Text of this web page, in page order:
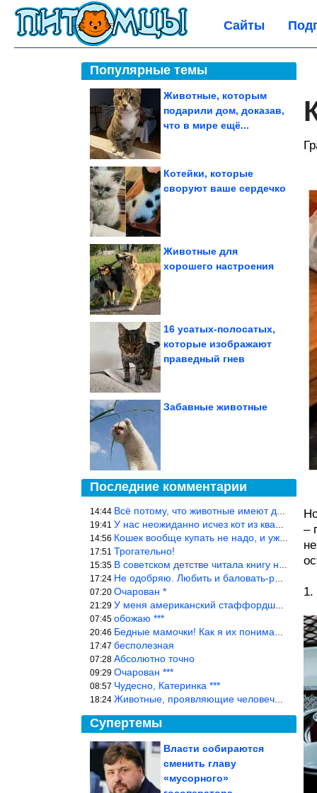
Сайты
Популярные темы
Животные, которым
подарили дом, доказав,
что в мире ещё...
Котейки, которые
своруют ваше сердечко
Животные для
хорошего настроения
16 усатых-полосатых,
которые изображают
праведный гнев
Забавные животные
Последние комментарии
14:44 Всё потому, что животные имеют доступ к кухне. Всю жизнь живу с
19:41 У нас неожиданно исчез кот из квартиры, мы с мужем искали повсюд
14:56 Кошек вообще купать не надо, и уж тем более, еженедельно, как лю
17:51 Трогательно!
15:35 В советском детстве читала книгу не то «Серая сова», не то ещё к
17:24 Не одобряю. Любить и баловать-разные вещи. Хоть детей, хоть коше
07:20 Очарован *
21:29 У меня американский стаффордширский терьер, ей 4,5 года, но ни р
07:45 обожаю ***
20:46 Бедные мамочки! Как я их понимаю…
17:47 бесполезная
07:28 Абсолютно точно
09:29 Очарован ***
08:57 Чудесно, Катеринка ***
18:24 Животные, проявляющие человеческие чувства, на фоне озверевших д
Супертемы
Власти собираются
cменить главу
«мусорного»
Простой рецепт,
время у плиты.
Куриные...
–
1.